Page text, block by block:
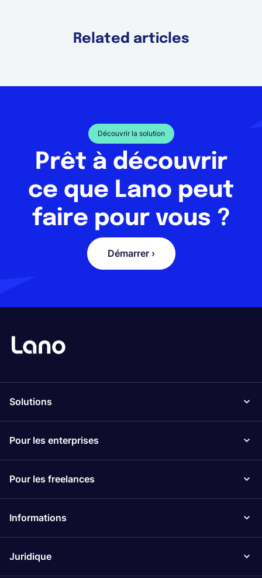
Related articles
Découvrir la solution
Prêt à découvrir
ce que Lano peut
faire pour vous ?
Démarrer ›
Solutions
Pour les enterprises
Pour les freelances
Informations
Juridique